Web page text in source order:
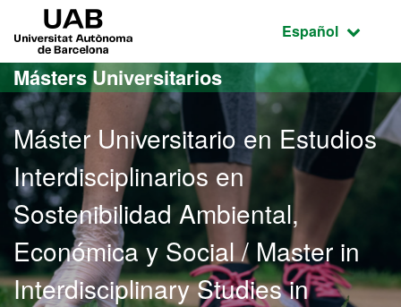
Acceso al contenido principal
Acceso a la navegación de la página
Idioma
Español
Másters Universitarios
Máster Universitario en Estudios
Interdisciplinarios en
Sostenibilidad Ambiental,
Económica y Social / Master in
Interdisciplinary Studies in